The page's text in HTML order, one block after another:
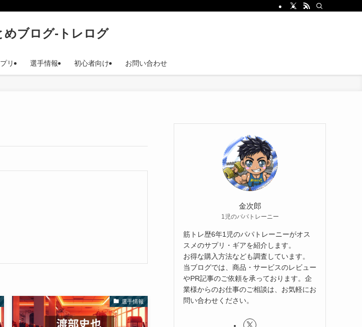
めブログ-トレログ
リ 選手情報 初心者向け お問い合わせ
選手情報
金次郎
1児のパパトレーニー
筋トレ歴6年1児のパパトレーニーがオス
スメのサプリ・ギアを紹介します。
お得な購入方法なども調査しています。
当ブログでは、商品・サービスのレビュー
やPR記事のご依頼を承っております。企
業様からのお仕事のご相談は、お気軽にお
問い合わせください。